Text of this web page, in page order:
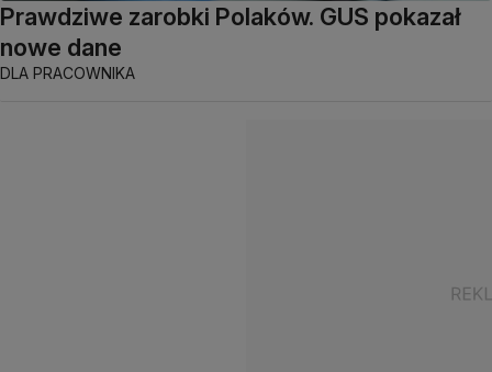
Prawdziwe zarobki Polaków. GUS pokazał
nowe dane
DLA PRACOWNIKA